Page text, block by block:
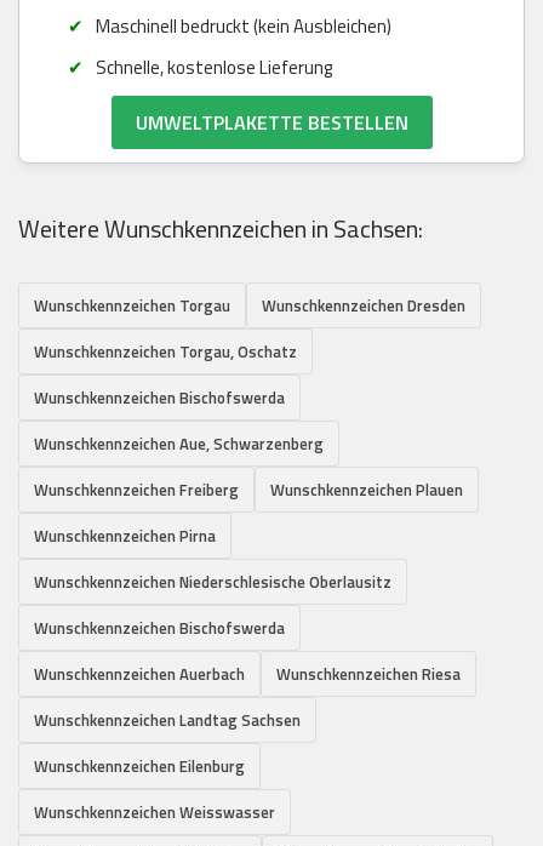
Maschinell bedruckt (kein Ausbleichen)
Schnelle, kostenlose Lieferung
UMWELTPLAKETTE BESTELLEN
Weitere Wunschkennzeichen in Sachsen:
Wunschkennzeichen Torgau
Wunschkennzeichen Dresden
Wunschkennzeichen Torgau, Oschatz
Wunschkennzeichen Bischofswerda
Wunschkennzeichen Aue, Schwarzenberg
Wunschkennzeichen Freiberg
Wunschkennzeichen Plauen
Wunschkennzeichen Pirna
Wunschkennzeichen Niederschlesische Oberlausitz
Wunschkennzeichen Bischofswerda
Wunschkennzeichen Auerbach
Wunschkennzeichen Riesa
Wunschkennzeichen Landtag Sachsen
Wunschkennzeichen Eilenburg
Wunschkennzeichen Weisswasser